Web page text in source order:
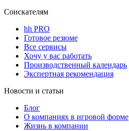
Соискателям
hh PRO
Готовое резюме
Все сервисы
Хочу у вас работать
Производственный календарь
Экспертная рекомендация
Новости и статьи
Блог
О компаниях в игровой форме
Жизнь в компании